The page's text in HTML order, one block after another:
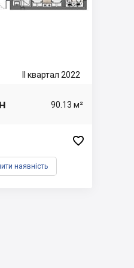
II квартал 2022
90.13 м²

наявність